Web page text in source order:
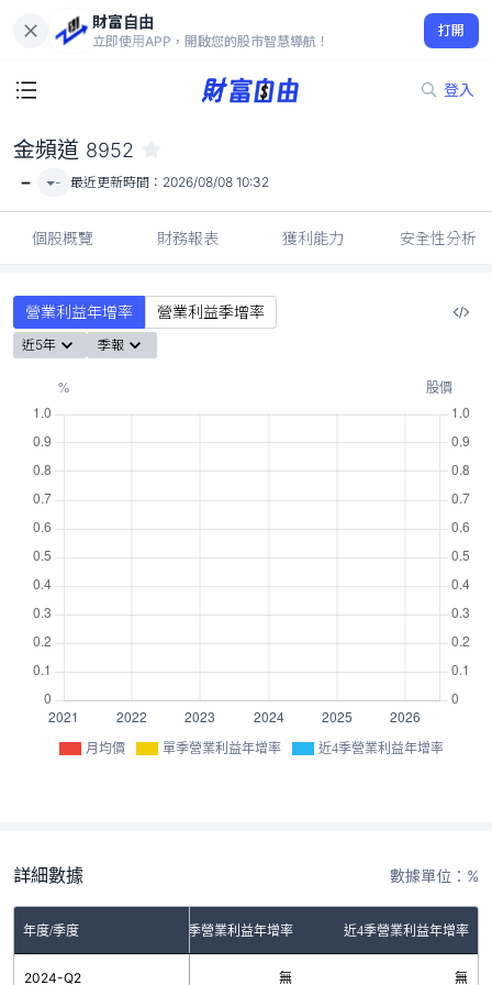
財富自由
立即使用APP，開啟您的股市智慧導航！
打開
登入
-
金頻道 8952
- - 最近更新時間： 2026/08/08 10:32
個股概覽 財務報表 獲利能力 安全性分析
營業利益年增率 營業利益季增率
近5年 季報
月均價 單季營業利益年增率 近4季營業利益年增率
詳細數據 數據單位：%
年度/季度 單季營業利益年增率 近4季營業利益年增率
2024-Q2 無 無